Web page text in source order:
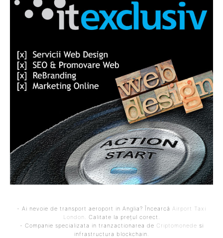
- Ai nevoie de transport aeroport in Anglia? Încearcă Airport Taxi
London
. Calitate la prețul corect.
- Companie specializata in tranzactionarea de Criptomonede si
infrastructura blockchain.